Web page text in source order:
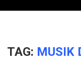
TAG: MUSIK